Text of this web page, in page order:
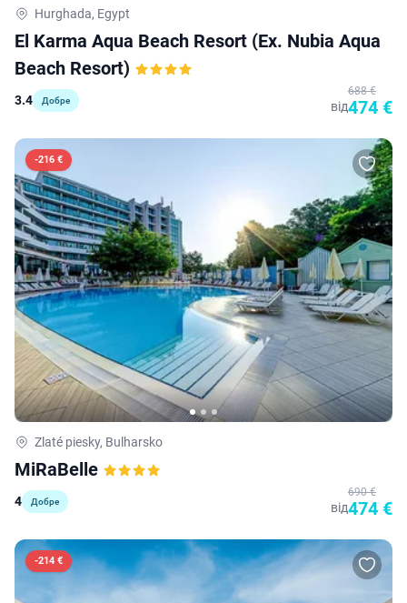
Hurghada, Egypt
El Karma Aqua Beach Resort (ex. Nubia Aqua
Beach Resort)
3.4 Добре від
688 €
474 €
-216 €
Zlaté piesky, Bulharsko
MiRaBelle
4 Добре від
690 €
474 €
-214 €